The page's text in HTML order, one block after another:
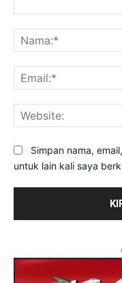
Simpan nama,
untuk lain kali saya